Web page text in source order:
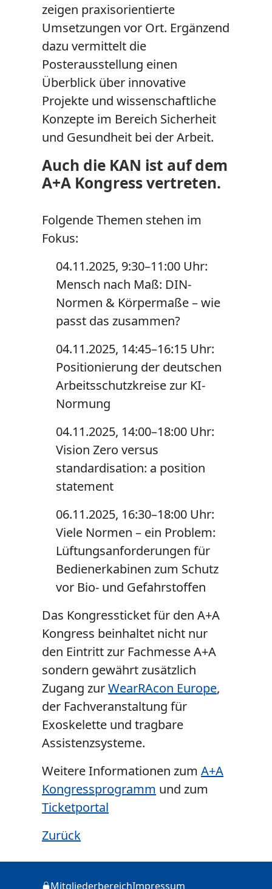
zeigen praxisorientierte
Umsetzungen vor Ort. Ergänzend
dazu vermittelt die
Posterausstellung einen
Überblick über innovative
Projekte und wissenschaftliche
Konzepte im Bereich Sicherheit
und Gesundheit bei der Arbeit.
Auch die KAN ist auf dem
A+A Kongress vertreten.
Folgende Themen stehen im
Fokus:
04.11.2025, 9:30–11:00 Uhr:
Mensch nach Maß: DIN-
Normen & Körpermaße – wie
passt das zusammen?
04.11.2025, 14:45–16:15 Uhr:
Positionierung der deutschen
Arbeitsschutzkreise zur KI-
Normung
04.11.2025, 14:00–18:00 Uhr:
Vision Zero versus
standardisation: a position
statement
06.11.2025, 16:30–18:00 Uhr:
Viele Normen – ein Problem:
Lüftungsanforderungen für
Bedienerkabinen zum Schutz
vor Bio- und Gefahrstoffen
Das Kongressticket für den A+A
Kongress beinhaltet nicht nur
den Eintritt zur Fachmesse A+A
sondern gewährt zusätzlich
Zugang zurWearRAcon Europe,
der Fachveranstaltung für
Exoskelette und tragbare
Assistenzsysteme.
Weitere Informationen zum A+A
Kongressprogramm und zum
Ticketportal
Zurück
MitgliederbereichImpressum